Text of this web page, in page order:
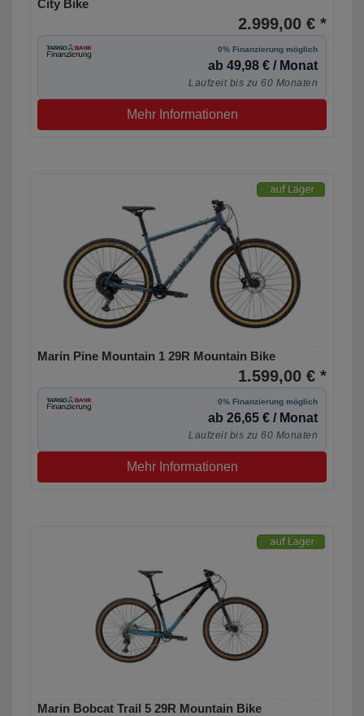
City Bike
2.999,00 € *
0% Finanzierung möglich
ab 49,98 € / Monat
Laufzeit bis zu 60 Monaten
Mehr Informationen
Marin Pine Mountain 1 29R Mountain Bike
1.599,00 € *
0% Finanzierung möglich
ab 26,65 € / Monat
Laufzeit bis zu 60 Monaten
Mehr Informationen
Marin Bobcat Trail 5 29R Mountain Bike